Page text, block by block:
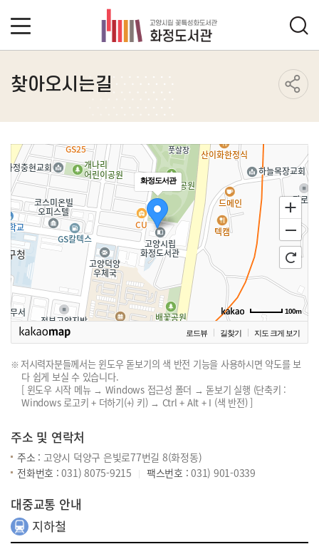
찾아오시는길
화정도서관
100m
로드뷰 길찾기 지도 크게 보기
저시력자분들께서는 윈도우 돋보기의 색 반전 기능을 사용하시면 약도를 보
다 쉽게 보실 수 있습니다.
[ 윈도우 시작 메뉴 → Windows 접근성 폴더 → 돋보기 실행 (단축키 :
Windows 로고키 + 더하기(+) 키) → Ctrl + Alt + I (색 반전) ]
주소 및 연락처
주소 : 고양시 덕양구 은빛로77번길 8(화정동)
전화번호 :031) 8075-9215 팩스번호 : 031) 901-0339
대중교통 안내
지하철